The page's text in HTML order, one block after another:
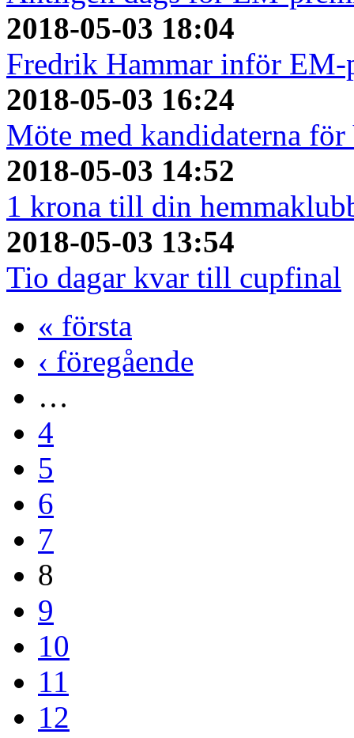
2018-05-03 18:04
Fredrik Hammar inför EM-
2018-05-03 16:24
Möte med kandidaterna
2018-05-03 14:52
1 krona till din
2018-05-03 13:54
Tio dagar kvar till cupfinal
« första
‹ föregående
…
4
5
6
7
8
9
10
11
12